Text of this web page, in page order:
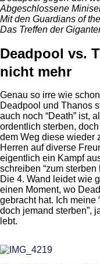
Abgeschlossene
Mit den Guardians of
Das Treffen der
Deadpool vs.
nicht mehr
Genau so irre wie
Deadpool und Thanos
auch noch “Death” ist,
ordentlich sterben,
dem Weg diese wieder
Herren auf diverse
eigentlich ein Kampf
schreiben “zum
Die 4. Wand leidet wie
einen Moment, wo
gebracht hat. Ich meine
doch jemand sterben”,
lebt.